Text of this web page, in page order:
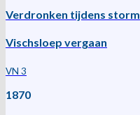
Verdronken tijdens storm
Vischsloep vergaan
VN 3
1870